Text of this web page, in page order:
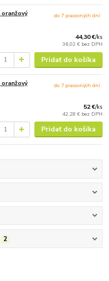
44,30 €/ks
36,02 € bez DPH
do 7 pracovných dní
Pridať do košíka
52 €/ks
42,28 € bez DPH
do 7 pracovných dní
Pridať do košíka
2